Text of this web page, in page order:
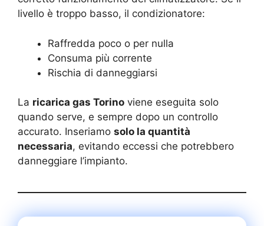
livello è troppo basso, il condizionatore:
Raffredda poco o per nulla
Consuma più corrente
Rischia di danneggiarsi
La ricarica gas Torino viene eseguita solo
quando serve, e sempre dopo un controllo
accurato. Inseriamo solo la quantità
necessaria, evitando eccessi che potrebbero
danneggiare l’impianto.